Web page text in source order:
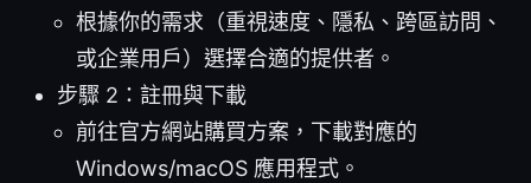
根據你的需求（重視速度、隱私、跨區訪問、
或企業用戶）選擇合適的提供者。
步驟 2：註冊與下載
前往官方網站購買方案，下載對應的
Windows/macOS 應用程式。